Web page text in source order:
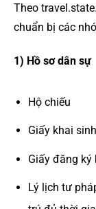
Theo
chuẩn bị các
1) Hồ sơ dân sự
Hộ chiếu
Giấy khai sinh
Giấy đăng
Lý lịch tư